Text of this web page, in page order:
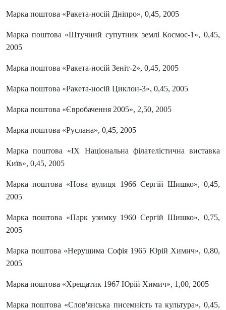
Марка поштова «Ракета-носій Дніпро», 0,45, 2005
Марка поштова «Штучний супутник землі Космос-1», 0,45,
2005
Марка поштова «Ракета-носій Зеніт-2», 0,45, 2005
Марка поштова «Ракета-носій Циклон-3», 0,45, 2005
Марка поштова «Євробачення 2005», 2,50, 2005
Марка поштова «Руслана», 0,45, 2005
Марка поштова «IX Національна філателістична виставка
Київ», 0,45, 2005
Марка поштова «Нова вулиця 1966 Сергій Шишко», 0,45,
2005
Марка поштова «Парк узимку 1960 Сергій Шишко», 0,75,
2005
Марка поштова «Нерушима Софія 1965 Юрій Химич», 0,80,
2005
Марка поштова «Хрещатик 1967 Юрій Химич», 1,00, 2005
Марка поштова «Слов'янська писемність та культура», 0,45,